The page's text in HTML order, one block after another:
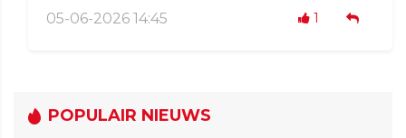
05-06-2026 14:45 1
POPULAIR NIEUWS